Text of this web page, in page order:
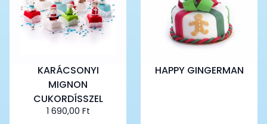
KARÁCSONYI
MIGNON
CUKORDÍSSZEL
1 690,00 Ft
HAPPY GINGERMAN